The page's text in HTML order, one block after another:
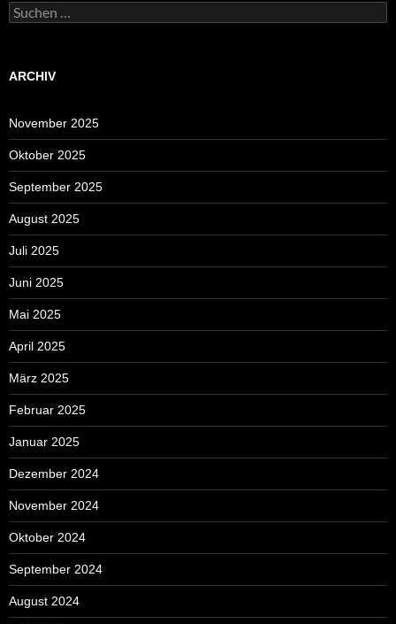
Suchen
nach:
ARCHIV
November 2025
Oktober 2025
September 2025
August 2025
Juli 2025
Juni 2025
Mai 2025
April 2025
März 2025
Februar 2025
Januar 2025
Dezember 2024
November 2024
Oktober 2024
September 2024
August 2024